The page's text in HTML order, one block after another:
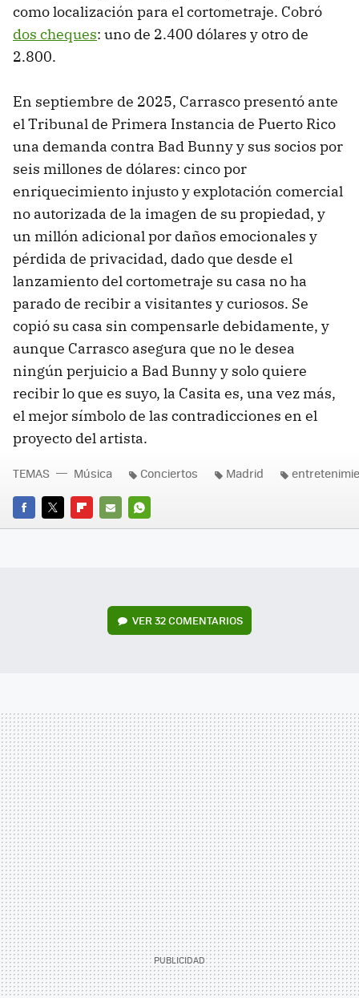
como localización para el cortometraje. Cobró
dos cheques: uno de 2.400 dólares y otro de
2.800.
En septiembre de 2025, Carrasco presentó ante
el Tribunal de Primera Instancia de Puerto Rico
una demanda contra Bad Bunny y sus socios por
seis millones de dólares: cinco por
enriquecimiento injusto y explotación comercial
no autorizada de la imagen de su propiedad, y
un millón adicional por daños emocionales y
pérdida de privacidad, dado que desde el
lanzamiento del cortometraje su casa no ha
parado de recibir a visitantes y curiosos. Se
copió su casa sin compensarle debidamente, y
aunque Carrasco asegura que no le desea
ningún perjuicio a Bad Bunny y solo quiere
recibir lo que es suyo, la Casita es, una vez más,
el mejor símbolo de las contradicciones en el
proyecto del artista.
FACEBOOK
TWITTERFLIPBOARD
E-
WHATSAPP
TEMAS Música Conciertos Madrid
VER 32 COMENTARIOS